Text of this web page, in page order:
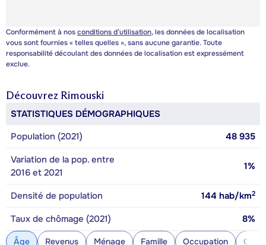
Conformément à nosconditions d’utilisation, les données de localisation
vous sont fournies « telles quelles », sans aucune garantie. Toute
responsabilité découlant des données de localisation est expressément
exclue.
Découvrez Rimouski
STATISTIQUES DÉMOGRAPHIQUES
Population (2021)
48 935
Variation de la pop. entre
2016 et 2021
1%
Densité de population 144 hab/km2
Taux de chômage (2021) 8%
Âge Revenus Ménage Famille Occupation